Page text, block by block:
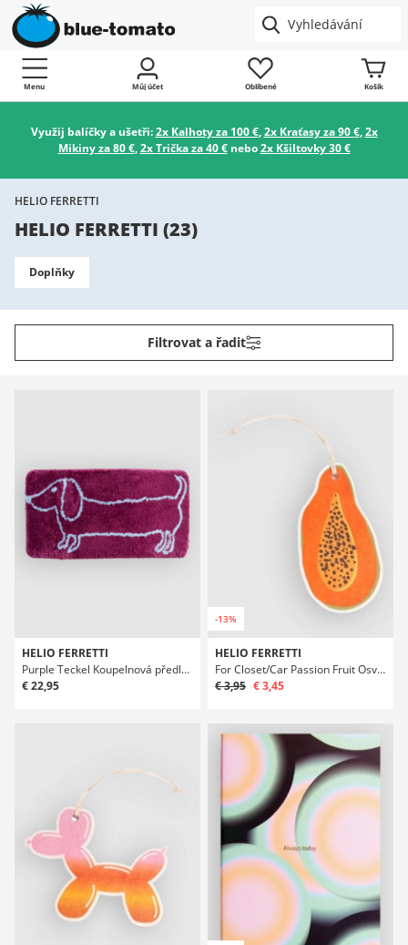
Menu Můj účet Oblíbené Košík
Využij balíčky a ušetři:2x Kalhoty za 100 €,2x Kraťasy za 90 €,2x
Mikiny za 80 €,2x Trička za 40 €nebo2x Kšiltovky 30 €
HELIO FERRETTI
HELIO FERRETTI (23)
Doplňky
Filtrovat a řadit
HELIO FERRETTI
Purple Teckel Koupelnová předložka
€ 22,95
-13%
HELIO FERRETTI
For Closet/Car Passion Fruit Osvežovac vzduchu
€ 3,95 € 3,45